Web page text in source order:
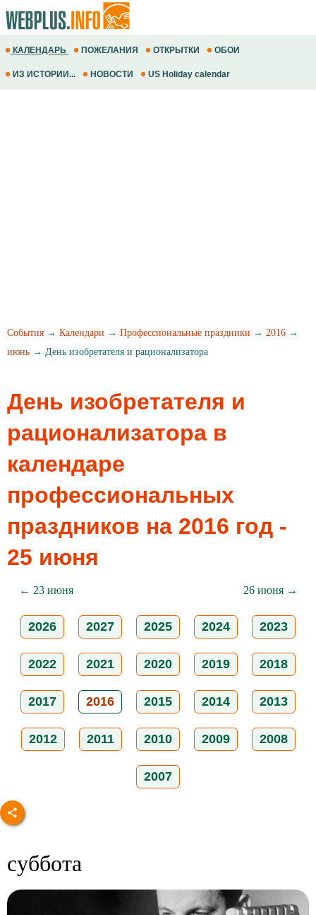
КАЛЕНДАРЬ ПОЖЕЛАНИЯ ОТКРЫТКИ ОБОИ
ИЗ ИСТОРИИ... НОВОСТИ US Holiday calendar
События → Календари → Профессиональные праздники → 2016 →
июнь → День изобретателя и рационализатора
День изобретателя и
рационализатора в
календаре
профессиональных
праздников на 2016 год -
25 июня
← 23 июня 26 июня →
2026 2027 2025 2024 2023
2022 2021 2020 2019 2018
2017 2016 2015 2014 2013
2012 2011 2010 2009 2008
2007
суббота